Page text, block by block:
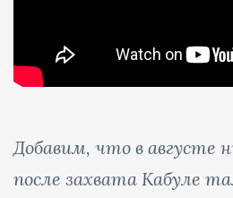
Добавим, что в августе
после захвата Кабуле